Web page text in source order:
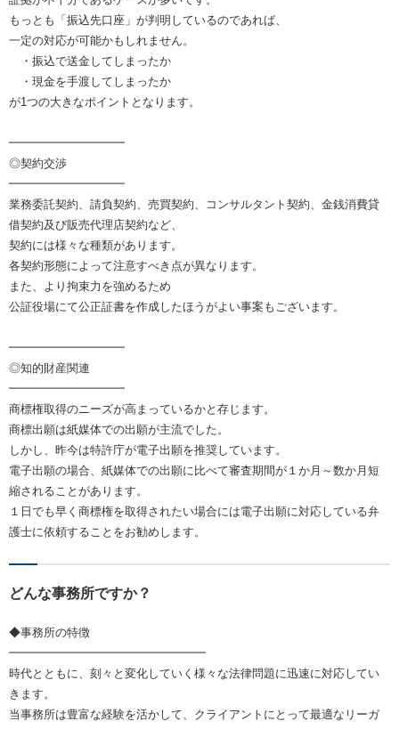
もっとも「振込先口座」が判明しているのであれば、
一定の対応が可能かもしれません。
・振込で送金してしまったか
・現金を手渡してしまったか
が1つの大きなポイントとなります。
━━━━━━━━━━
◎契約交渉
━━━━━━━━━━
業務委託契約、請負契約、売買契約、コンサルタント契約、金銭消費貸
借契約及び販売代理店契約など、
契約には様々な種類があります。
各契約形態によって注意すべき点が異なります。
また、より拘束力を強めるため
公証役場にて公正証書を作成したほうがよい事案もございます。
━━━━━━━━━━
◎知的財産関連
━━━━━━━━━━
商標権取得のニーズが高まっているかと存じます。
商標出願は紙媒体での出願が主流でした。
しかし、昨今は特許庁が電子出願を推奨しています。
電子出願の場合、紙媒体での出願に比べて審査期間が１か月～数か月短
縮されることがあります。
１日でも早く商標権を取得されたい場合には電子出願に対応している弁
護士に依頼することをお勧めします。
どんな事務所ですか？
◆事務所の特徴
━━━━━━━━━━━━━━━━━
時代とともに、刻々と変化していく様々な法律問題に迅速に対応してい
きます。
当事務所は豊富な経験を活かして、クライアントにとって最適なリーガ